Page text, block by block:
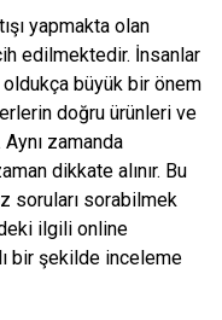
yapmakta olan
edilmektedir. İnsanlar
büyük bir önem
doğru ürünleri ve
zamanda
dikkate alınır. Bu
soruları sorabilmek
ilgili online
bir şekilde inceleme